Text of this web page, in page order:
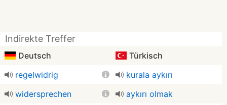
Indirekte Treffer
Deutsch
Türkisch
regelwidrig
kurala aykırı
widersprechen
aykırı olmak